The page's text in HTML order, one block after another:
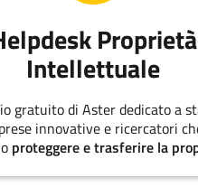
Proprietà
Intellettuale
gratuito di Aster dedicato a
innovative e ricercatori
proteggere e trasferire la